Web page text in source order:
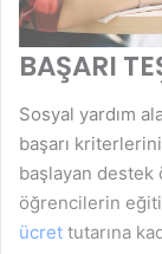
BAŞARI
Sosyal yardım
başarı
başlayan destek
öğrencilerin
ücret tutarına